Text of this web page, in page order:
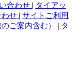
合わせ | タイアッ
せ | サイトご利用
ご案内含む） | タ